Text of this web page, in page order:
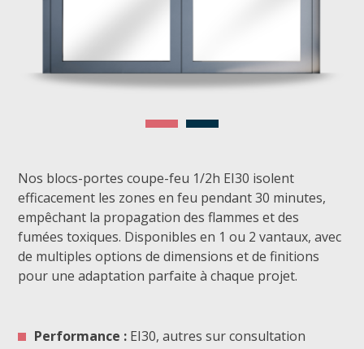
Nos blocs-portes coupe-feu 1/2h EI30 isolent
efficacement les zones en feu pendant 30 minutes,
empêchant la propagation des flammes et des
fumées toxiques. Disponibles en 1 ou 2 vantaux, avec
de multiples options de dimensions et de finitions
pour une adaptation parfaite à chaque projet.
Performance : EI30, autres sur consultation